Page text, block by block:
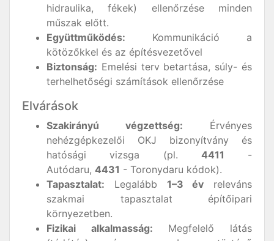
hidraulika, fékek) ellenőrzése minden
műszak előtt.
Együttműködés: Kommunikáció a
kötözőkkel és az építésvezetővel
Biztonság: Emelési terv betartása, súly- és
terhelhetőségi számítások ellenőrzése
Elvárások
Szakirányú végzettség: Érvényes
nehézgépkezelői OKJ bizonyítvány és
hatósági vizsga (pl. 4411 -
Autódaru, 4431 - Toronydaru kódok).
Tapasztalat: Legalább 1–3 év releváns
szakmai tapasztalat építőipari
környezetben.
Fizikai alkalmasság: Megfelelő látás